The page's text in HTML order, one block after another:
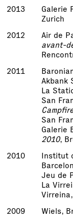
2013
Galerie
Zurich
2012
Air de
avant-
2011
Akbank
La
San
San
Galerie
2010,
2010
Institut
Jeu de
La
Virreina,
2009
Wiels,